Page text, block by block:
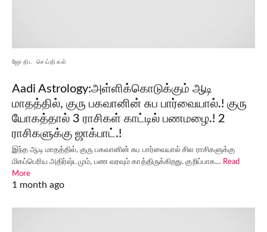
ஜோதிட செய்திகள்
Aadi Astrology:அள்ளிக்கொடுக்கும் ஆடி
மாதத்தில், குரு பகவானின் சுப பார்வையால்.! குரு
யோகத்தால் 3 ராசிகள் காட்டில் பணமழை.! 2
ராசிகளுக்கு ஜாக்பாட்.!
இந்த ஆடி மாதத்தில், குரு பகவானின் சுப பார்வையால் சில ராசிகளுக்கு
மிகப்பெரிய அதிர்ஷ்டமும், பண வரவும் காத்திருக்கிறது. குறிப்பாக… Read
More
1 month ago